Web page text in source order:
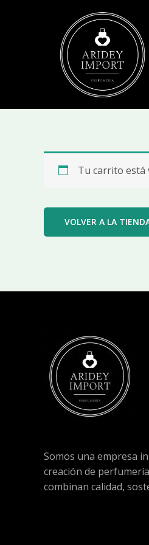
Tu carrito está
VOLVER A LA
Somos una empresa
creación de
combinan calidad,